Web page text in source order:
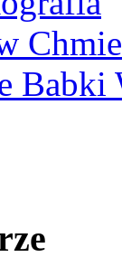
Babki